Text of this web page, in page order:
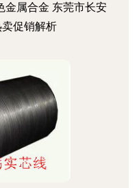
金属合金 东莞市长安
促销解析